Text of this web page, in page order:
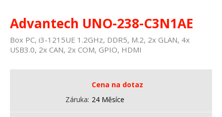
Advantech UNO-238-C3N1AE
Box PC, i3-1215UE 1.2GHz, DDR5, M.2, 2x GLAN, 4x
USB3.0, 2x CAN, 2x COM, GPIO, HDMI
Cena na dotaz
Záruka 24 Měsíce